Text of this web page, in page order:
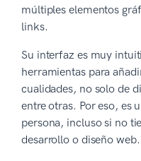
múltiples elementos
links.
Su interfaz es muy
herramientas para
cualidades, no solo de
entre otras. Por eso, es
persona, incluso si no
desarrollo o diseño web.